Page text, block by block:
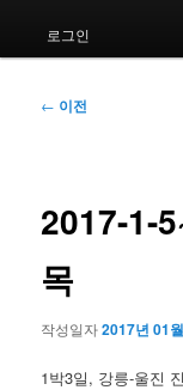
로그인
글
션
← 이전
2017-1-
목
작성일자2017년 01
1박3일, 강릉-울진